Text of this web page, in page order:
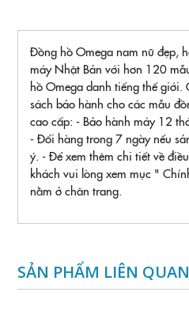
Đồng hồ Omega nam nữ đẹp,
máy Nhật Bản với hơn 120
hồ Omega danh tiếng thế giới.
sách bảo hành cho các mẫu
cao cấp: - Bảo hành máy 12
- Đổi hàng trong 7 ngày nếu
ý. - Để xem thêm chi tiết về
khách vui lòng xem mục "
nằm ở chân trang.
SẢN PHẨM LIÊN QUAN